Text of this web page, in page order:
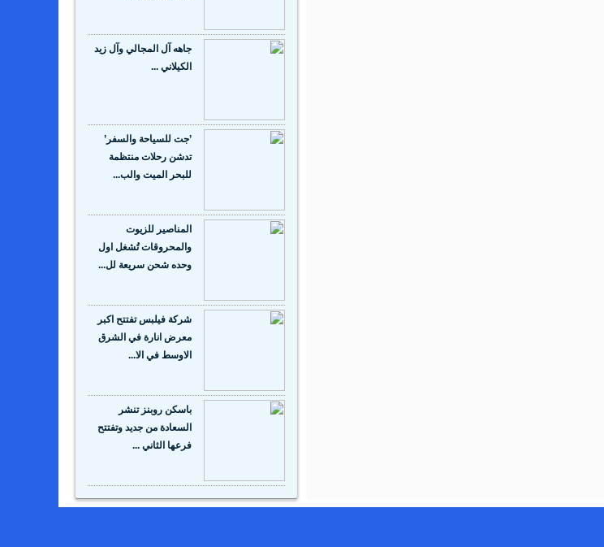
جاهه آل المجالي وآل زيد
الكيلاني ...
’جت للسياحة والسفر’
تدشن رحلات منتظمة
للبحر الميت والب...
المناصير للزيوت
والمحروقات تُشغل اول
وحده شحن سريعة لل...
شركة فيلبس تفتتح اكبر
معرض انارة في الشرق
الاوسط في الا...
باسكن روبنز تنشر
السعادة من جديد وتفتتح
فرعها الثاني ...